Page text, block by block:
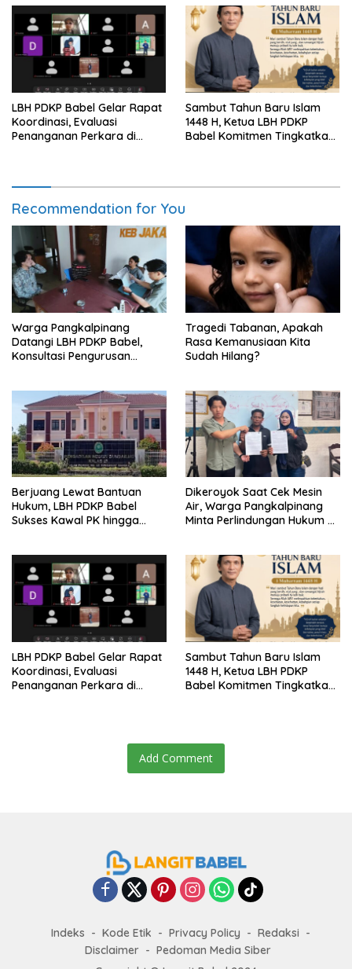
LBH PDKP Babel Gelar Rapat
Koordinasi, Evaluasi
Penanganan Perkara di
Sambut Tahun Baru Islam
1448 H, Ketua LBH PDKP
Babel Komitmen Tingkatkan
Recommendation for You
Warga Pangkalpinang
Datangi LBH PDKP Babel,
Konsultasi Pengurusan
Tragedi Tabanan, Apakah
Rasa Kemanusiaan Kita
Sudah Hilang?
Berjuang Lewat Bantuan
Hukum, LBH PDKP Babel
Sukses Kawal PK hingga
Dikeroyok Saat Cek Mesin
Air, Warga Pangkalpinang
Minta Perlindungan Hukum ke
LBH PDKP Babel Gelar Rapat
Koordinasi, Evaluasi
Penanganan Perkara di
Sambut Tahun Baru Islam
1448 H, Ketua LBH PDKP
Babel Komitmen Tingkatkan
Add Comment
Indeks Kode Etik Privacy Policy
Redaksi
Disclaimer
Pedoman Media Siber